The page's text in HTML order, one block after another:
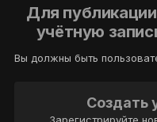
Для
учётную
Вы должны быть
Создать